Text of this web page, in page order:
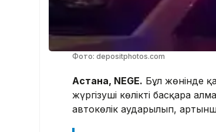
Фото: depositphotos.com
Астана, NEGE. Бұл жөнінде
жүргізуші көлікті басқара
автокөлік аударылып,